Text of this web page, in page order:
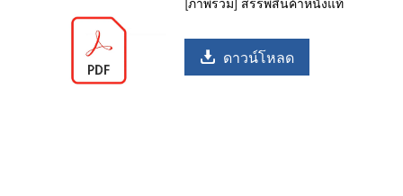
[ภาพรวม] สรรพสินค้าหนังแท้
ดาวน์โหลด